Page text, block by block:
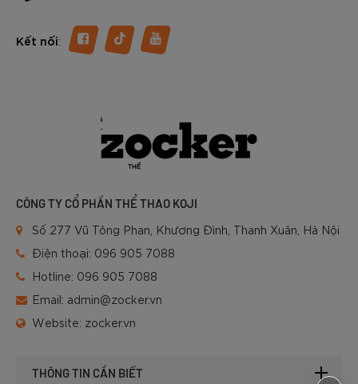
Kết nối:
CÔNG TY CỔ PHẦN THỂ THAO KOJI
Số 277 Vũ Tông Phan, Khương Đình, Thanh Xuân, Hà Nội
Điện thoại: 096 905 7088
Hotline: 096 905 7088
Email: admin@zocker.vn
Website: zocker.vn
THÔNG TIN CẦN BIẾT